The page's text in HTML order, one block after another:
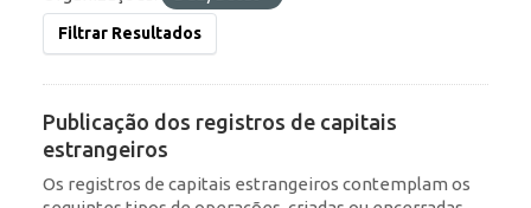
Filtrar Resultados
Publicação dos registros de capitais
estrangeiros
Os registros de capitais estrangeiros contemplam os